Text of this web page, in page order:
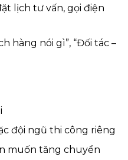
lịch tư vấn, gọi điện
hàng nói gì”, “Đối tác –
đội ngũ thi công riêng
muốn tăng chuyển